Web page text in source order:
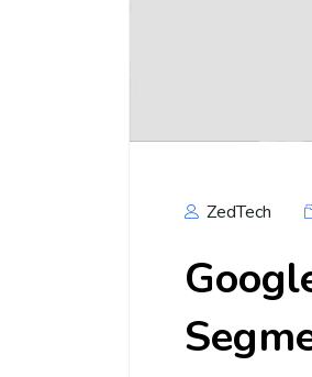
ZedTech